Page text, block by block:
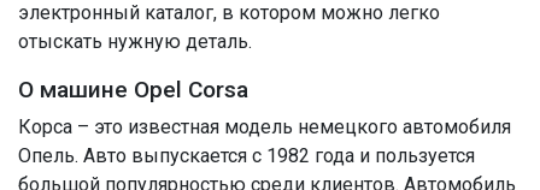
электронный каталог, в котором можно легко
отыскать нужную деталь.
О машине Opel Corsa
Корса – это известная модель немецкого автомобиля
Опель. Авто выпускается с 1982 года и пользуется
большой популярностью среди клиентов. Автомобиль